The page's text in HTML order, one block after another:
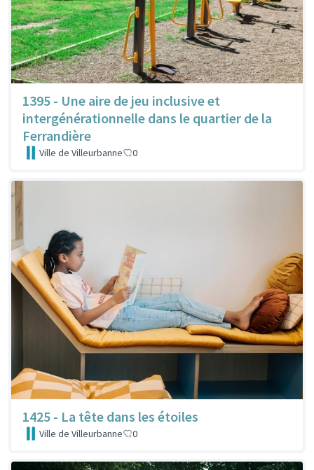
1395 - Une aire de jeu inclusive et
intergénérationnelle dans le quartier de la
Ferrandière
Ville de Villeurbanne 0
1425 - La tête dans les étoiles
Ville de Villeurbanne 0